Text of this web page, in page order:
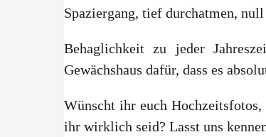
Spaziergang, tief durchatmen,
Behaglichkeit zu jeder
Gewächshaus dafür, dass es
Wünscht ihr euch
ihr wirklich seid? Lasst uns